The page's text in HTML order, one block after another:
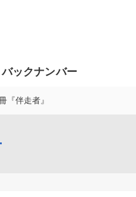
バックナンバー
『伴走者』